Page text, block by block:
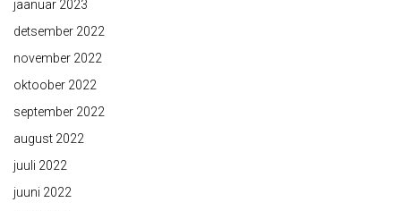
jaanuar 2023
detsember 2022
november 2022
oktoober 2022
september 2022
august 2022
juuli 2022
juuni 2022